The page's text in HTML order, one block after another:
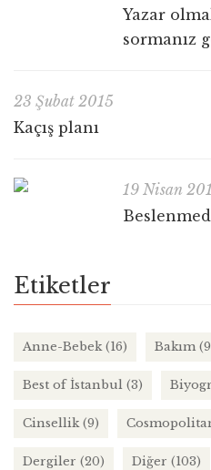
Yazar
sormanız
23 Şubat 2015
Kaçış planı
19 Nisan
Etiketler
Anne-Bebek(16) Bakım
Best of İstanbul (3)
Cinsellik(9)
Dergiler (20) Diğer (103)